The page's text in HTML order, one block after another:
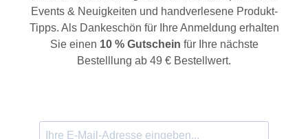
Events & Neuigkeiten und handverlesene Produkt-
Tipps. Als Dankeschön für Ihre Anmeldung erhalten
Sie einen 10 % Gutschein für Ihre nächste
Bestelllung ab 49 € Bestellwert.